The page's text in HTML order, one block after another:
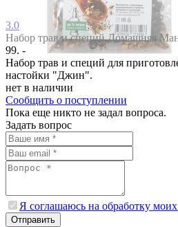
3.0
Набор трав и специй Домашняя
99. -
Набор трав и специй для
настойки "Джин".
нет в наличии
Сообщить о поступлении
Пока еще никто не задал вопроса.
Задать вопрос
Я соглашаюсь на обработку
Отправить